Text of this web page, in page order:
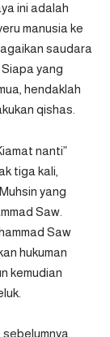
ini adalah
manusia ke
saudara
yang
hendaklah
qishas.
nanti”
tiga kali,
yang
Saw.
Saw
hukuman
kemudian
sebelumnya